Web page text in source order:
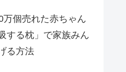
万個売れた赤ちゃん
する枕」で家族みん
る方法